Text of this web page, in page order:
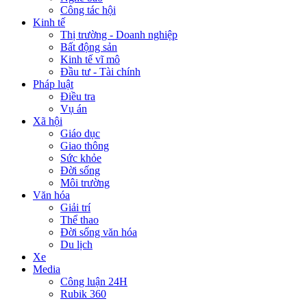
Công tác hội
Kinh tế
Thị trường - Doanh nghiệp
Bất động sản
Kinh tế vĩ mô
Đầu tư - Tài chính
Pháp luật
Điều tra
Vụ án
Xã hội
Giáo dục
Giao thông
Sức khỏe
Đời sống
Môi trường
Văn hóa
Giải trí
Thể thao
Đời sống văn hóa
Du lịch
Xe
Media
Công luận 24H
Rubik 360